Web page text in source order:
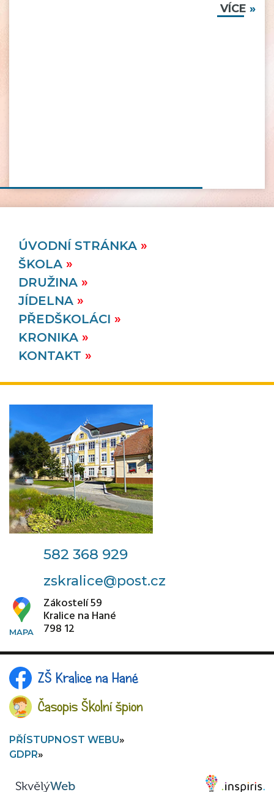
VÍCE
ÚVODNÍ STRÁNKA
ŠKOLA
DRUŽINA
JÍDELNA
PŘEDŠKOLÁCI
KRONIKA
KONTAKT
582 368 929
zskralice@post.cz
Zákostelí 59
Kralice na Hané
798 12
ZŠ Kralice na Hané
Časopis Školní špion
PŘÍSTUPNOST WEBU
GDPR